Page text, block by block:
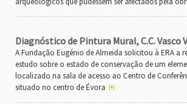
Diagnóstico de Pintura Mural, C.C. Vasco
A Fundação Eugénio de Almeida solicitou à ERA a
estudo sobre o estado de conservação de um
localizado na sala de acesso ao Centro de
situado no centro de Évora